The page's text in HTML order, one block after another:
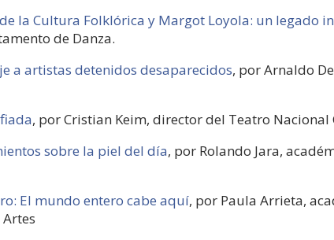
la Cultura Folklórica y Margot Loyola: un legado
de Danza.
a artistas detenidos desaparecidos, por Arnaldo
, por Cristian Keim, director del Teatro Nacional
sobre la piel del día, por Rolando Jara,
El mundo entero cabe aquí, por Paula Arrieta,